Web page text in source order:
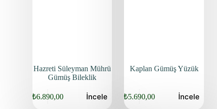
Hazreti Süleyman Mührü
Gümüş Bileklik
₺6.890,00 İncele
Kaplan Gümüş Yüzük
₺5.690,00 İncele